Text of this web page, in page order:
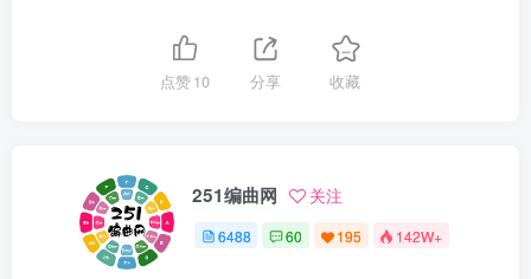
点赞10 分享 收藏
251编曲网 关注
6488 60 195 142W+